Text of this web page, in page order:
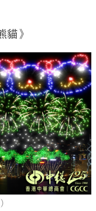
貓》